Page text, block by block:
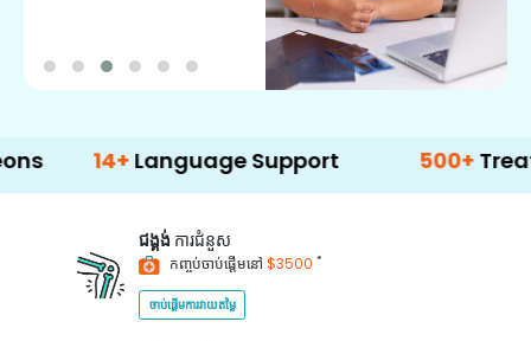
14+Language Support 500+ Treatment
ជង្គង់ ការជំនួស
កញ្ចប់ចាប់ផ្តើមនៅ $3500 *
ចាប់ផ្តើមការវាយតម្លៃ